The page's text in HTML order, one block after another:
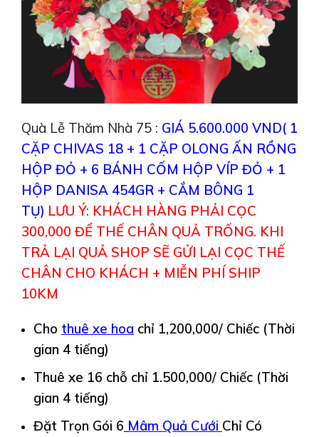
Quà Lễ Thăm Nhà 75 : GIÁ 5.600.000 VND( 1
CẶP CHIVAS 18 + 1 CẶP OLONG ẤN RỒNG
HỘP ĐỎ + 6 BÁNH CỐM HỘP VÍP ĐỎ + 1
HỘP DANISA 454GR + CẮM BÔNG 1
TỤ) LƯU Ý: KHÁCH HÀNG PHẢI CỌC
300,000 ĐỂ THẾ CHÂN QUẢ TRỐNG. KHI
TRẢ LẠI QUẢ SHOP SẼ GỬI LẠI CỌC THẾ
CHÂN CHO KHÁCH + MIỄN PHÍ SHIP
10KM
Cho thuê xe hoa chỉ 1,200,000/ Chiếc (Thời
gian 4 tiếng)
Thuê xe 16 chỗ chỉ 1.500,000/ Chiếc (Thời
gian 4 tiếng)
Đặt Trọn Gói 6 Mâm Quả Cưới Chỉ Có